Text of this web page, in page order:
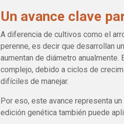
Un avance clave
A diferencia de cultivos como el
perenne, es decir que desarrollan
aumentan de diámetro
complejo, debido a ciclos de
difíciles de manejar.
Por eso, este avance representa
edición genética también puede